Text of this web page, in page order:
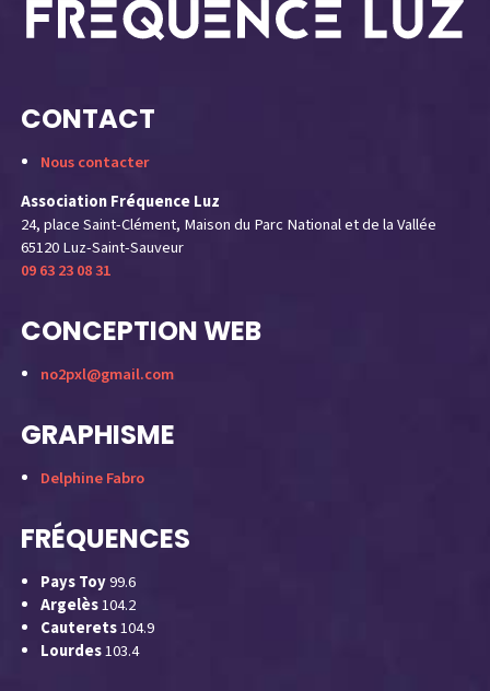
CONTACT
Nous contacter
Association Fréquence Luz
24, place Saint-Clément, Maison du Parc National et de la Vallée
65120 Luz-Saint-Sauveur
09 63 23 08 31
CONCEPTION WEB
no2pxl@gmail.com
GRAPHISME
Delphine Fabro
FRÉQUENCES
Pays Toy99.6
Argelès104.2
Cauterets104.9
Lourdes103.4